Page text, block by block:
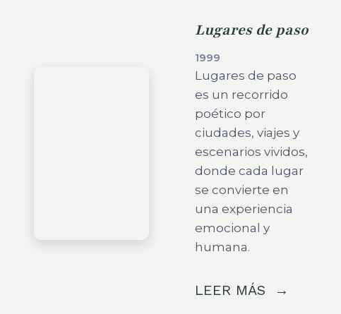
Lugares de paso
1999
Lugares de paso
es un recorrido
poético por
ciudades, viajes y
escenarios vividos,
donde cada lugar
se convierte en
una experiencia
emocional y
humana.
LEER MÁS